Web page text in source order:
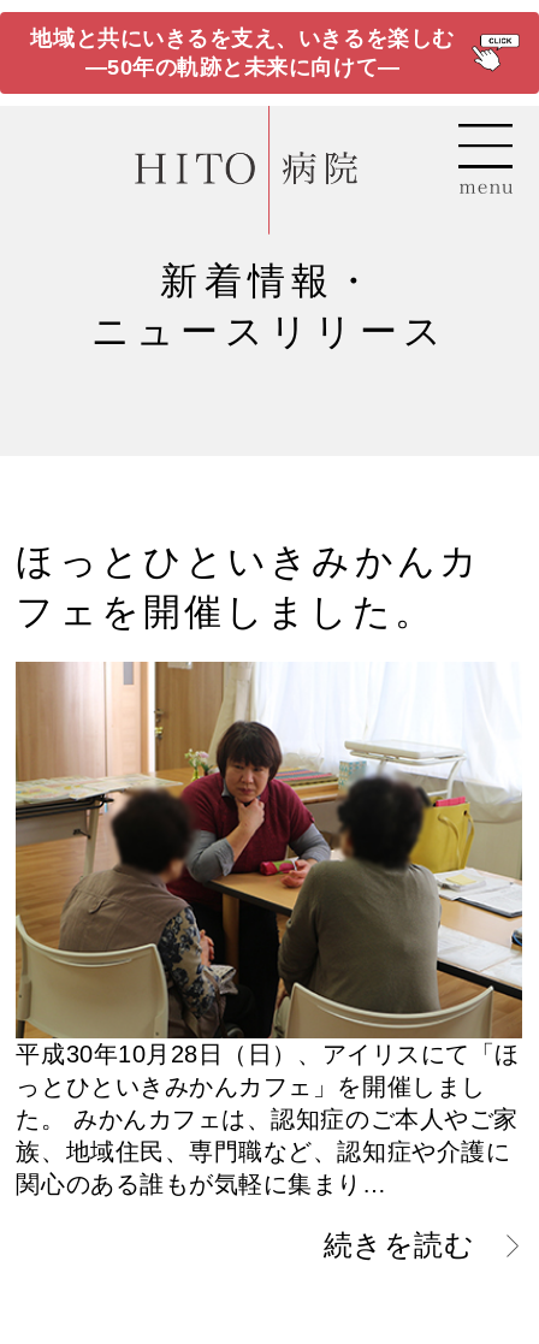
地域と共にいきるを支え、いきるを楽しむ
―50年の軌跡と未来に向けて―
新着情報・
ニュースリリース
ほっとひといきみかんカ
フェを開催しました。
平成30年10月28日（日）、アイリスにて「ほ
っとひといきみかんカフェ」を開催しまし
た。 みかんカフェは、認知症のご本人やご家
族、地域住民、専門職など、認知症や介護に
関心のある誰もが気軽に集まり…
続きを読む